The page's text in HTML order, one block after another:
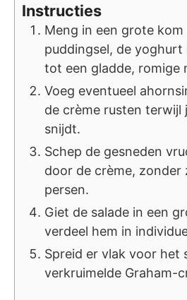
Instructies
Meng in een grote
puddingsel, de yoghurt
tot een gladde, romige
Voeg eventueel
de crème rusten terwijl
snijdt.
Schep de gesneden
door de crème, zonder
persen.
Giet de salade in een
verdeel hem in
Spreid er vlak voor het
verkruimelde Graham-